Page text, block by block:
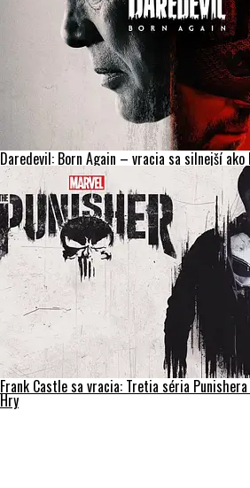
Daredevil: Born Again – vracia sa silnejší
Frank Castle sa vracia: Tretia séria
Hry